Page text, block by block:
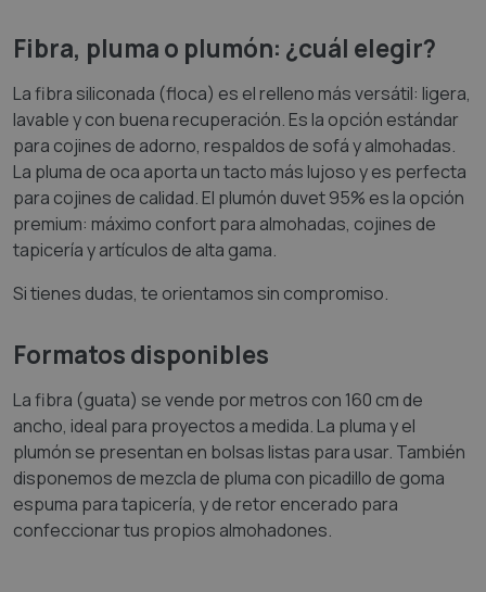
Fibra, pluma o plumón: ¿cuál elegir?
La fibra siliconada (floca) es el relleno más versátil: ligera,
lavable y con buena recuperación. Es la opción estándar
para cojines de adorno, respaldos de sofá y almohadas.
La pluma de oca aporta un tacto más lujoso y es perfecta
para cojines de calidad. El plumón duvet 95% es la opción
premium: máximo confort para almohadas, cojines de
tapicería y artículos de alta gama.
Si tienes dudas, te orientamos sin compromiso.
Formatos disponibles
La fibra (guata) se vende por metros con 160 cm de
ancho, ideal para proyectos a medida. La pluma y el
plumón se presentan en bolsas listas para usar. También
disponemos de mezcla de pluma con picadillo de goma
espuma para tapicería, y de retor encerado para
confeccionar tus propios almohadones.